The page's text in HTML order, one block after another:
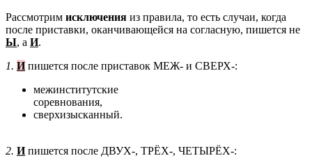
Рассмотрим исключения из правила, то есть случаи, когда
после приставки, оканчивающейся на согласную, пишется не
Ы, а И.
1. Ипишется после приставок МЕЖ- и СВЕРХ-:
межинститутские
соревнования,
сверхизысканный.
2. Ипишется после ДВУХ-, ТРЁХ-, ЧЕТЫРЁХ-: